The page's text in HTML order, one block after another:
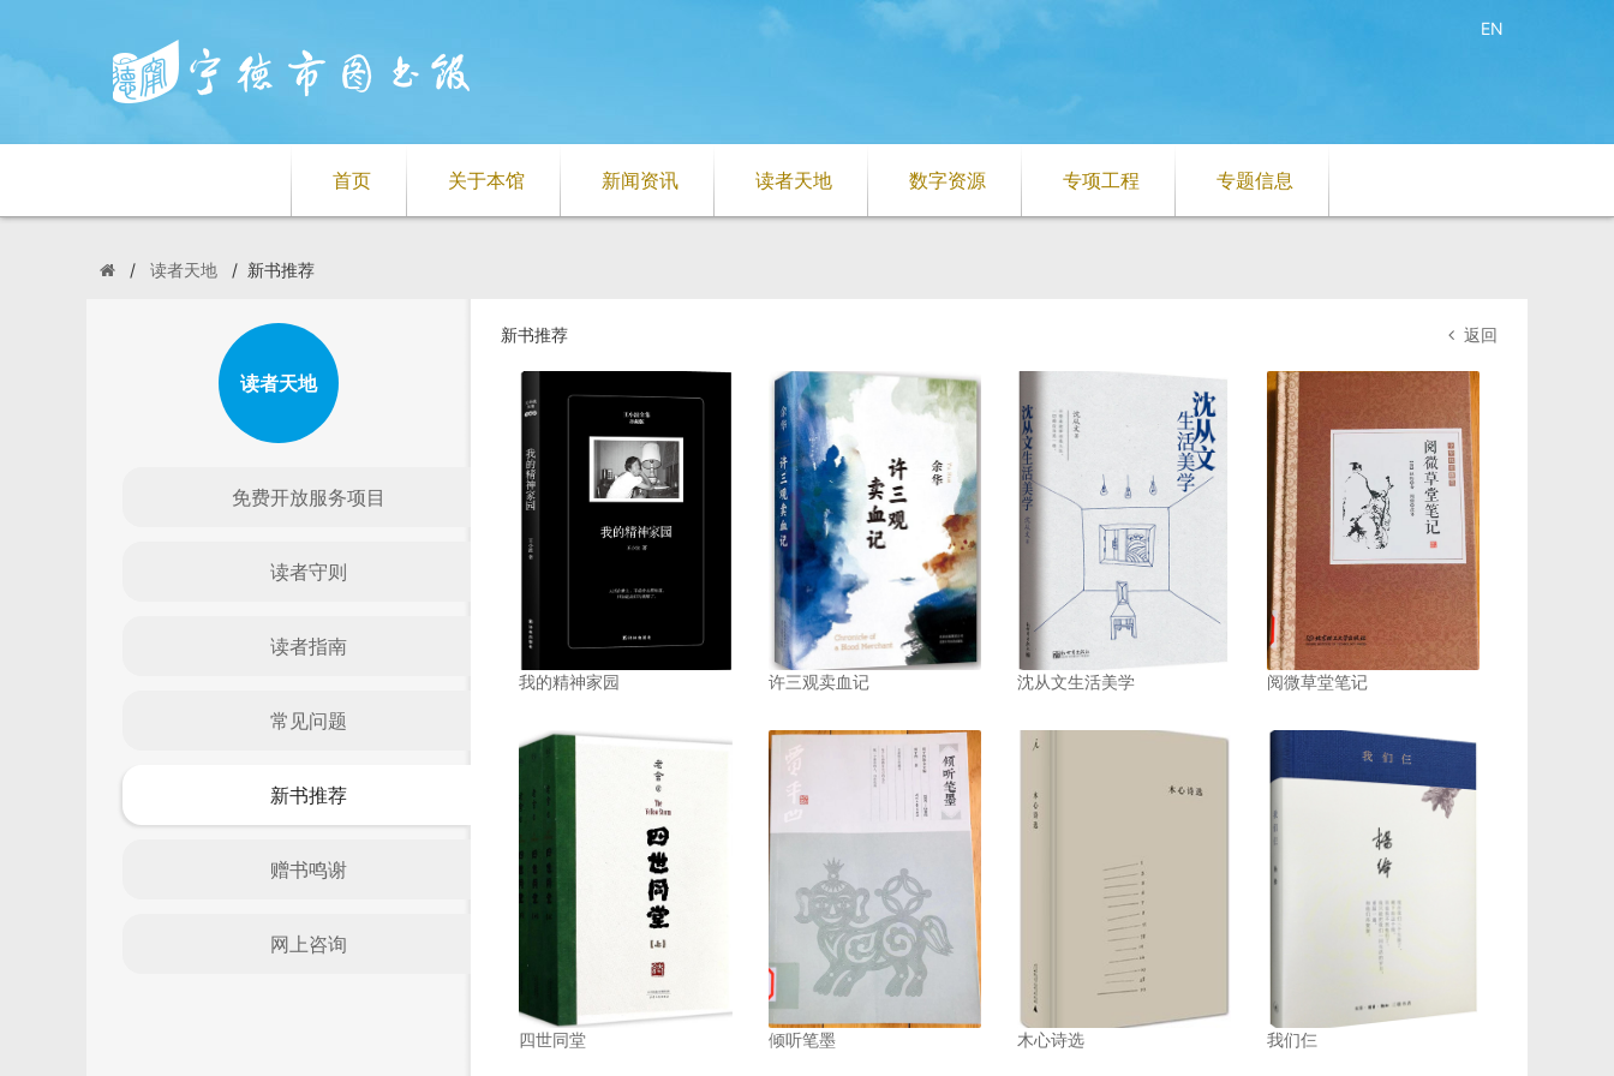
EN
首页 关于本馆 新闻资讯 读者天地 数字资源 专项工程 专题信息
/ 读者天地 / 新书推荐
读者天地
免费开放服务项目
读者守则
读者指南
常见问题
新书推荐
赠书鸣谢
网上咨询
返回
新书推荐
我的精神家园 许三观卖血记 沈从文生活美学 阅微草堂笔记
四世同堂 倾听笔墨 木心诗选 我们仨